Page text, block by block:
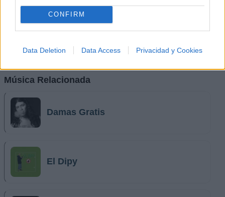
CONFIRM
Data Deletion Data Access Privacidad y Cookies
Música Relacionada
Damas Gratis
El Dipy